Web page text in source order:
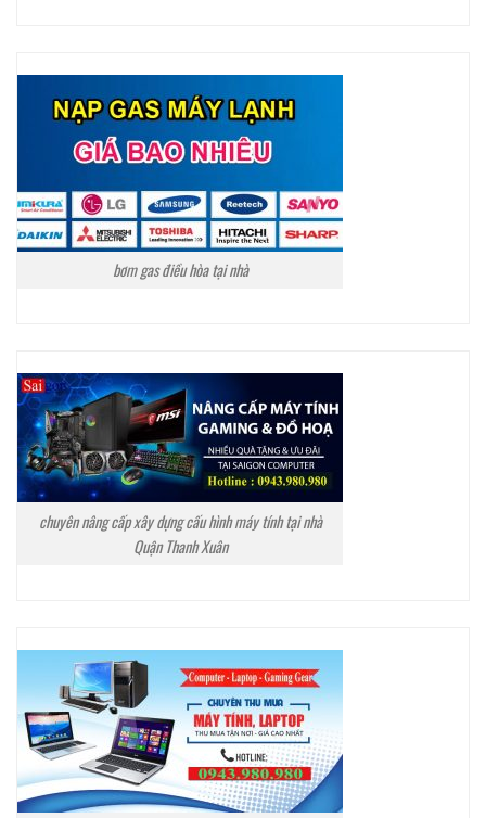
bơm gas điều hòa tại nhà
chuyên nâng cấp xây dựng cấu hình máy tính tại nhà
Quận Thanh Xuân